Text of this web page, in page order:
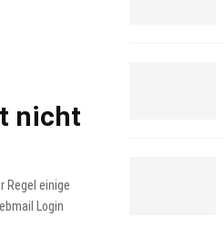
nicht
Regel einige
Login